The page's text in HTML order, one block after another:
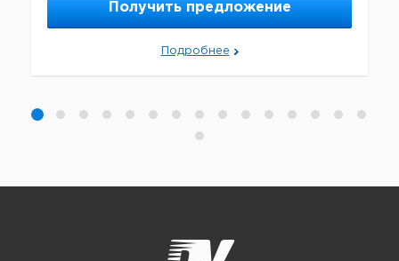
Получить предложение
Подробнее